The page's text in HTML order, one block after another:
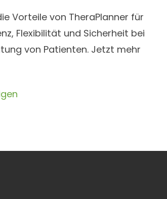
Vorteile von TheraPlanner für
Flexibilität und Sicherheit bei
von Patienten. Jetzt mehr